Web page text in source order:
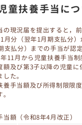
童扶養手当に
の現況届を提出すると，
月分（翌年1月期支払分
支払分）までの手当が認
11月から児童扶養手当制
額及び第3子以降の児童に
た。
養手当額及び所得制限限
額（令和8年4月改正）